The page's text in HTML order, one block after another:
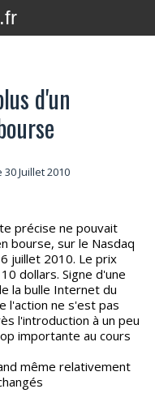
d'un
Juillet 2010
bourse, sur le Nasdaq
juillet 2010. Le prix
dollars. Signe d'une
la bulle Internet du
l'action ne s'est pas
l'introduction à un peu
importante au cours
même relativement